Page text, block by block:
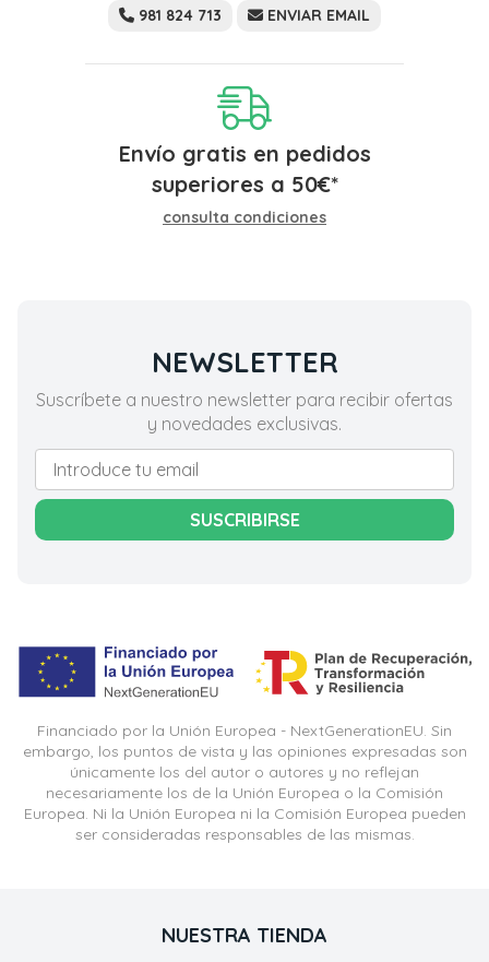
981 824 713 ENVIAR EMAIL
Envío gratis en pedidos
superiores a 50€*
consulta condiciones
NEWSLETTER
Suscríbete a nuestro newsletter para recibir ofertas
y novedades exclusivas.
SUSCRIBIRSE
Financiado por la Unión Europea - NextGenerationEU. Sin
embargo, los puntos de vista y las opiniones expresadas son
únicamente los del autor o autores y no reflejan
necesariamente los de la Unión Europea o la Comisión
Europea. Ni la Unión Europea ni la Comisión Europea pueden
ser consideradas responsables de las mismas.
NUESTRA TIENDA